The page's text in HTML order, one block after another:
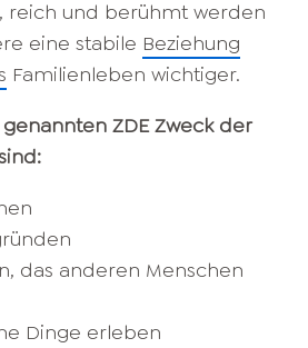
reich und berühmt werden
eine stabile Beziehung
Familienleben wichtiger.
ZDE Zweck der
das anderen Menschen
Dinge erleben